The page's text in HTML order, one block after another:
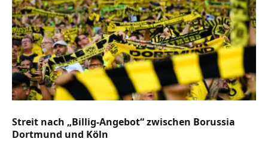
Streit nach „Billig-Angebot“ zwischen Borussia
Dortmund und Köln